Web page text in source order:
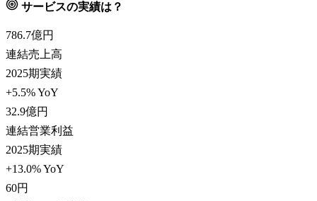
サービスの実績は？
786.7億円
連結売上高
2025期実績
+5.5% YoY
32.9億円
連結営業利益
2025期実績
+13.0% YoY
60円